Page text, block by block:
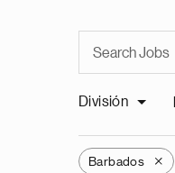
División
Barbados X